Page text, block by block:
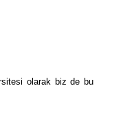
olarak biz de bu